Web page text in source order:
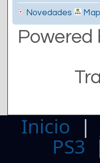
Novedades
Powered
Inicio |
PS3